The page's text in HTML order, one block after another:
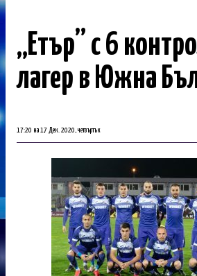
„Етър” с 6
лагер в Южна
17:20 на 17 Дек. 2020, четвъртък